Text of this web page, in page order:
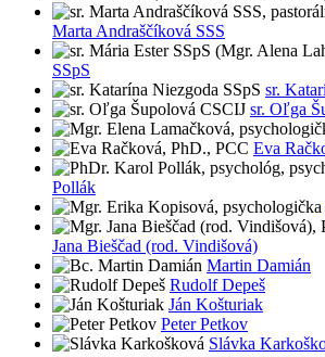
Marta Andraščíková SSS
SSpS
sr.
sr. Oľga
Eva
Pollák
Jana Bieščad (rod. Vindišová)
Martin Damián
Rudolf Depeš
Ján Košturiak
Peter Petkov
Slávka